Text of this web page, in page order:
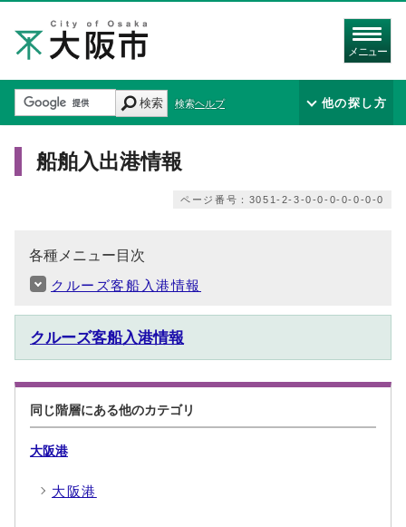
メニュー
検索 検索ヘルプ 他の探し方
船舶入出港情報
ページ番号：3051-2-3-0-0-0-0-0-0-0
各種メニュー目次
クルーズ客船入港情報
クルーズ客船入港情報
同じ階層にある他のカテゴリ
大阪港
大阪港